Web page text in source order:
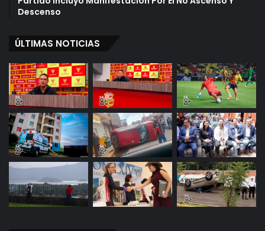
Descenso
ÚLTIMAS NOTICIAS